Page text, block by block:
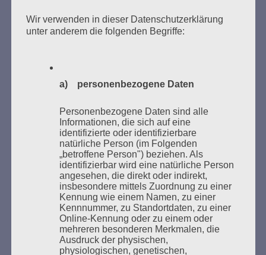
Donnerstag, 21. Mai 2026, 11 – 18 Uhr
Studentenorganisationen und Burschenschaftler
Weitere Informationen:lesezeichen-setzen.de
GEDENKEN UND ERINNERN BEGINNT IN
UNSERER NACHBARSCHAFT
Wir verwenden in dieser Datenschutzerklärung
unter anderem die folgenden Begriffe:
a) personenbezogene Daten
Personenbezogene Daten sind alle
Informationen, die sich auf eine
identifizierte oder identifizierbare
natürliche Person (im Folgenden
„betroffene Person") beziehen. Als
identifizierbar wird eine natürliche Person
angesehen, die direkt oder indirekt,
insbesondere mittels Zuordnung zu einer
Kennung wie einem Namen, zu einer
Kennnummer, zu Standortdaten, zu einer
Online-Kennung oder zu einem oder
mehreren besonderen Merkmalen, die
Ausdruck der physischen,
physiologischen, genetischen,